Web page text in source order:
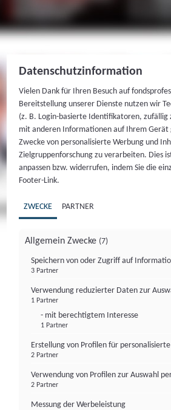
Datenschutzinformation
Vielen Dank für Ihren Besuch auf
Bereitstellung unserer Dienste nutzen wir
(z. B. Login-basierte Identifikatoren,
mit anderen Informationen auf Ihrem Gerät
Zwecke von personalisierte Werbung und
Zielgruppenforschung zu verarbeiten. Dies
anpassen bzw. widerrufen, indem Sie die
Footer-Link.
ZWECKE PARTNER
Allgemein Zwecke (7)
Speichern von oder Zugriff auf
3 Partner
Verwendung reduzierter Daten zur
1 Partner
- mit berechtigtem Interesse
1 Partner
Erstellung von Profilen für
2 Partner
Verwendung von Profilen zur Auswahl
2 Partner
Messung der Werbeleistung